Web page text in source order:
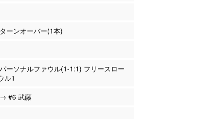
ーンオーバー(1本)
ーソナルファウル(1-1:1) フリースロー
ル1
#6 武藤